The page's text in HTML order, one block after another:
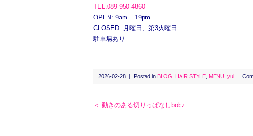
TEL.089-950-4860
OPEN: 9am – 19pm
CLOSED: 月曜日、第3火曜日
駐車場あり
2026-02-28 ｜ Posted in BLOG HAIR STYLE MENU yui ｜
＜ 動きのある切りっぱなしbob♪